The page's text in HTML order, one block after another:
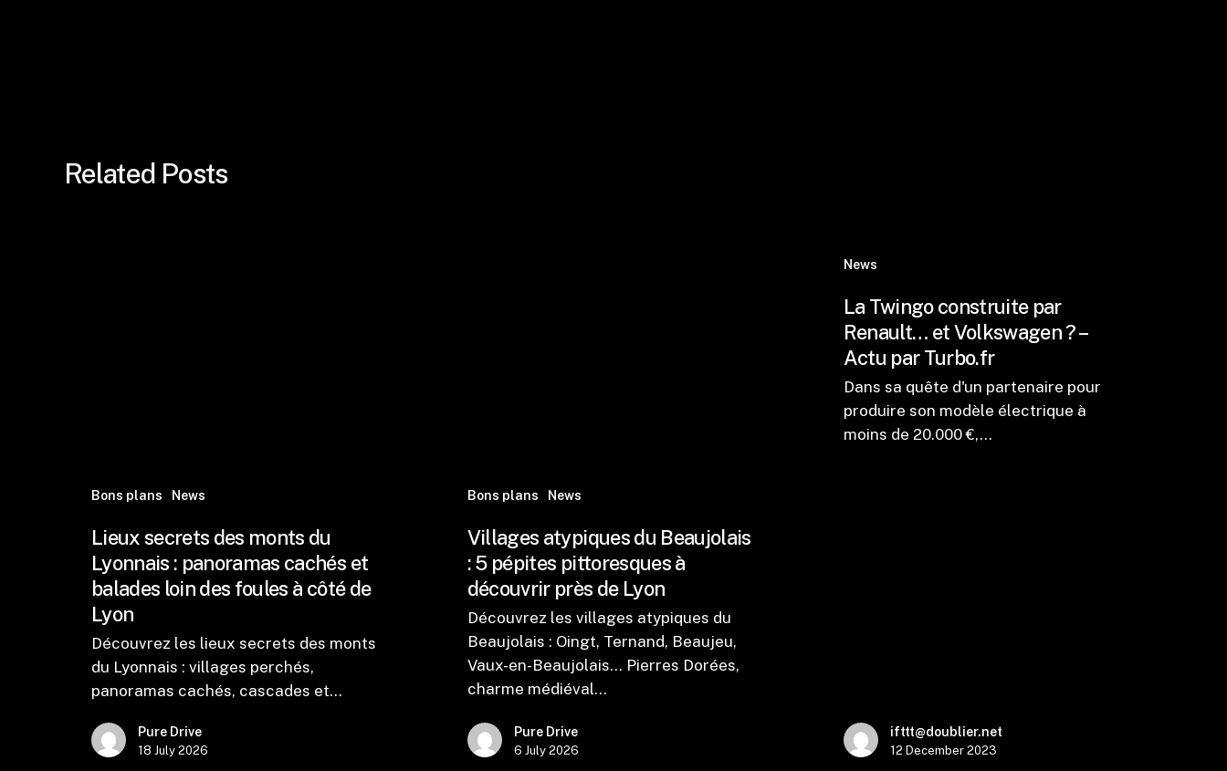
Related Posts
Bons plans News
Lieux secrets des monts du
Lyonnais : panoramas cachés et
balades loin des foules à côté de
Lyon
Découvrez les lieux secrets des monts
du Lyonnais : villages perchés,
panoramas cachés, cascades et…
Pure Drive
18 July 2026
Bons plans News
Villages atypiques du Beaujolais
: 5 pépites pittoresques à
découvrir près de Lyon
Découvrez les villages atypiques du
Beaujolais : Oingt, Ternand, Beaujeu,
Vaux-en-Beaujolais... Pierres Dorées,
charme médiéval…
Pure Drive
6 July 2026
News
La Twingo construite par
Renault… et Volkswagen ? –
Actu par Turbo.fr
Dans sa quête d'un partenaire pour
produire son modèle électrique à
moins de 20.000 €,…
ifttt@doublier.net
12 December 2023